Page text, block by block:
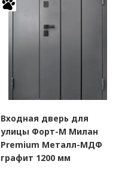
Входная дверь для
улицы Форт-М Милан
Premium Металл-МДФ
графит 1200 мм